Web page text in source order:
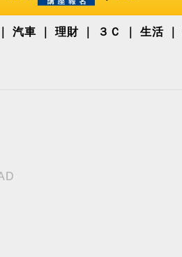
汽車 理財 ３Ｃ 生活